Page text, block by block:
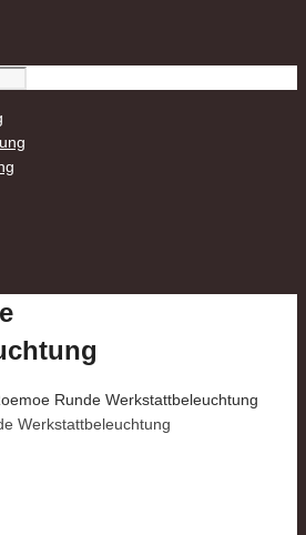
Runde Werkstattbeleuchtung
Werkstattbeleuchtung